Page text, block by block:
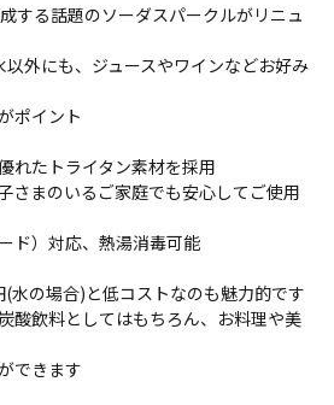
する話題のソーダスパークルがリニュ
外にも、ジュースやワインなどお好み
ポイント
れたトライタン素材を採用
さまのいるご家庭でも安心してご使用
ド）対応、熱湯消毒可能
水の場合)と低コストなのも魅力的です
酸飲料としてはもちろん、お料理や美
できます